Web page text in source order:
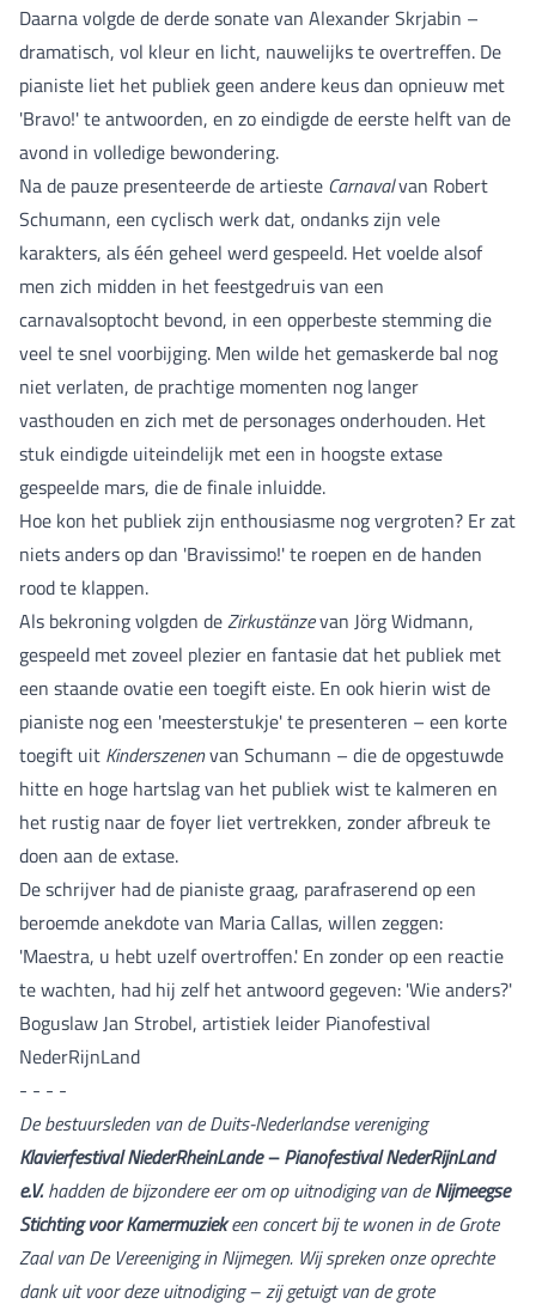
Daarna volgde de derde sonate van Alexander Skrjabin –
dramatisch, vol kleur en licht, nauwelijks te overtreffen. De
pianiste liet het publiek geen andere keus dan opnieuw met
'Bravo!' te antwoorden, en zo eindigde de eerste helft van de
avond in volledige bewondering.
Na de pauze presenteerde de artieste Carnavalvan Robert
Schumann, een cyclisch werk dat, ondanks zijn vele
karakters, als één geheel werd gespeeld. Het voelde alsof
men zich midden in het feestgedruis van een
carnavalsoptocht bevond, in een opperbeste stemming die
veel te snel voorbijging. Men wilde het gemaskerde bal nog
niet verlaten, de prachtige momenten nog langer
vasthouden en zich met de personages onderhouden. Het
stuk eindigde uiteindelijk met een in hoogste extase
gespeelde mars, die de finale inluidde.
Hoe kon het publiek zijn enthousiasme nog vergroten? Er zat
niets anders op dan 'Bravissimo!' te roepen en de handen
rood te klappen.
Als bekroning volgden deZirkustänzevan Jörg Widmann,
gespeeld met zoveel plezier en fantasie dat het publiek met
een staande ovatie een toegift eiste. En ook hierin wist de
pianiste nog een 'meesterstukje' te presenteren – een korte
toegift uit Kinderszenenvan Schumann – die de opgestuwde
hitte en hoge hartslag van het publiek wist te kalmeren en
het rustig naar de foyer liet vertrekken, zonder afbreuk te
doen aan de extase.
De schrijver had de pianiste graag, parafraserend op een
beroemde anekdote van Maria Callas, willen zeggen:
'Maestra, u hebt uzelf overtroffen.' En zonder op een reactie
te wachten, had hij zelf het antwoord gegeven: 'Wie anders?'
Boguslaw Jan Strobel, artistiek leider Pianofestival
NederRijnLand
- - - -
De bestuursleden van de Duits-Nederlandse vereniging
Klavierfestival NiederRheinLande – Pianofestival NederRijnLand
e.V.hadden de bijzondere eer om op uitnodiging van deNijmeegse
Stichting voor Kamermuziekeen concert bij te wonen in de Grote
Zaal van De Vereeniging in Nijmegen. Wij spreken onze oprechte
dank uit voor deze uitnodiging – zij getuigt van de grote